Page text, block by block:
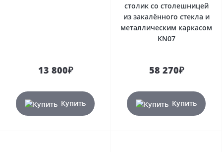
13 800₽
Купить
столик со столешницей
из закалённого стекла и
металлическим каркасом
KN07
58 270₽
Купить